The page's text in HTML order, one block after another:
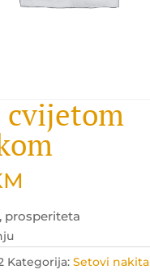
cvijetom
prosperiteta
Kategorija: Setovi nakita